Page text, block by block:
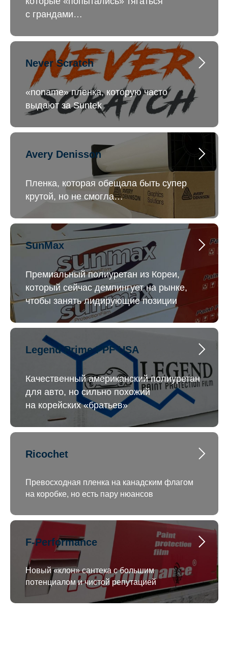
с грандами…
Never Scratch
«noname» пленка, которую часто
выдают за Suntek
Avery Denisson
Пленка, которая обещала быть супер
крутой, но не смогла…
SunMax
Премиальный полиуретан из Кореи,
который сейчас демпингует на рынке,
чтобы занять лидирующие позиции
Legend Prime PPF USA
Качественный американский полиуретан
для авто, но сильно похожий
на корейских «братьев»
Ricochet
Превосходная пленка на канадским флагом
на коробке, но есть пару нюансов
F-Performance
Новый «клон» сантека с большим
потенциалом и чистой репутацией